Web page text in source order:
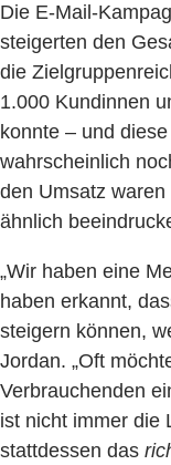
Die E-Mail-
steigerten den
die
1.000 Kundinnen
konnte – und
wahrscheinlich
den Umsatz
ähnlich
„Wir haben eine
haben erkannt,
steigern können,
Jordan. „Oft
Verbrauchenden
ist nicht immer die
stattdessen das